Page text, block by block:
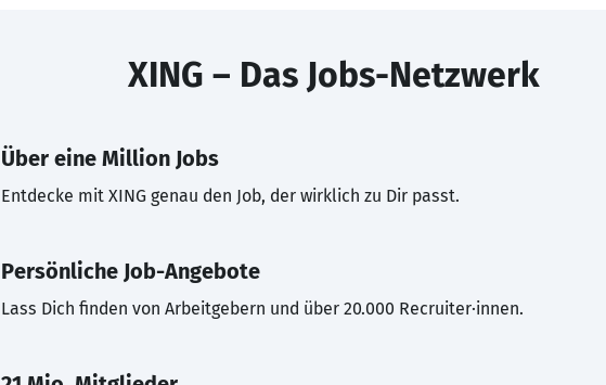
XING – Das Jobs-Netzwerk
Über eine Million Jobs
Entdecke mit XING genau den Job, der wirklich zu Dir passt.
Persönliche Job-Angebote
Lass Dich finden von Arbeitgebern und über 20.000 Recruiter·innen.